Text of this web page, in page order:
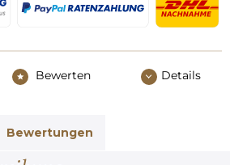
Bewerten Details
Bewertungen